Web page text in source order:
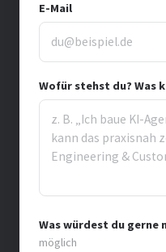
E-Mail
Wofür stehst du? Was
Was würdest du gerne
möglich